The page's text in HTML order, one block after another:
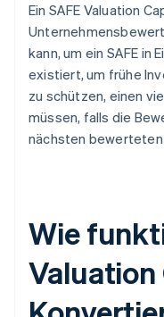
Ein SAFE Valuation
kann, um ein SAFE in
existiert, um frühe
zu schützen, einen
müssen, falls die
nächsten
Wie
Valuation